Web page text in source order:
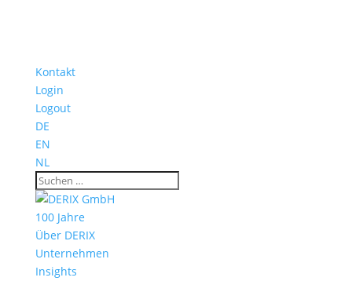
Kontakt
Login
Logout
DE
EN
NL
100 Jahre
Über DERIX
Unternehmen
Insights